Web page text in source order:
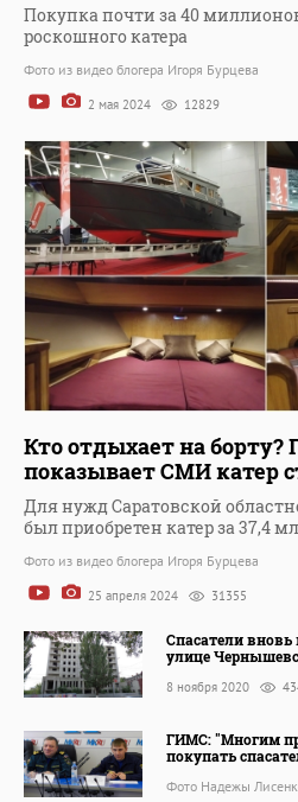
Покупка почти за 40
роскошного катера
Фото из видео блогера Игоря Бурцева
2 мая 2024 12829
Кто отдыхает на борту?
показывает СМИ катер
Для нужд Саратовской
был приобретен катер за 37,4
Фото из видео блогера Игоря Бурцева
25 апреля 2024 31355
Спасатели
улице
8 ноября 2020
ГИМС: "Многим
покупать
Фото Надежы